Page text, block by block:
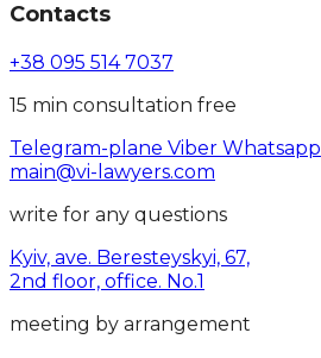
Contacts
+38 095 514 7037
15 min consultation free
Telegram-plane Viber Whatsapp
main@vi-lawyers.com
write for any questions
Kyiv, ave. Beresteyskyi, 67,
2nd floor, office. No.1
meeting by arrangement